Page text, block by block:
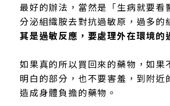
最好的辦法，當然是「生病就要
分泌組織胺去對抗過敏原，過多
其是過敏反應，要處理外在環境
如果真的所以買回來的藥物，如
明白的部分，也不要害羞，到附
造成身體負擔的藥物。